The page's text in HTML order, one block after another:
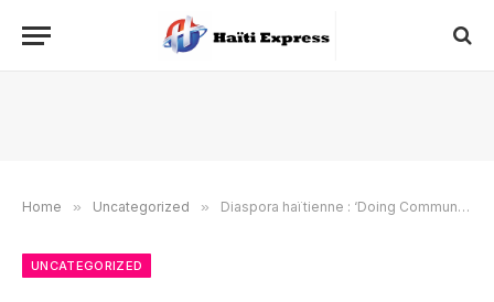
Home » Uncategorized » Diaspora haïtienne : ‘Doing Community Haïti’ se dote d’un siège dédié à la culture et à la solidarité
UNCATEGORIZED